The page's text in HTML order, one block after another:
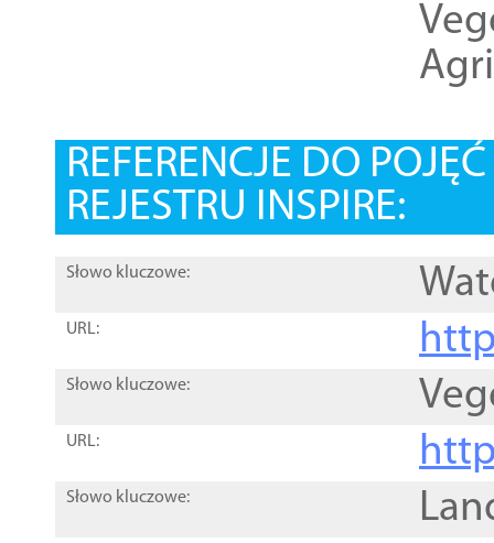
REFERENCJE DO
REJESTRU INSPIRE:
Słowo kluczowe:
URL:
Słowo kluczowe:
URL:
Słowo kluczowe: